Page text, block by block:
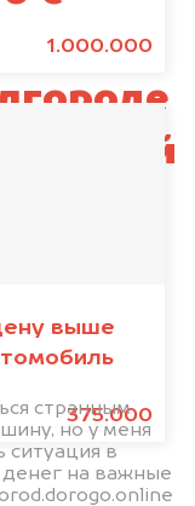
1.000.000
375.000
выше
странным
но у меня
ситуация в
на важные